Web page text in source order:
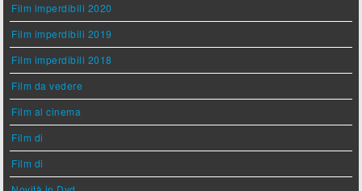
Film imperdibili 2020
Film imperdibili 2019
Film imperdibili 2018
Film da vedere
Film al cinema
Film di
Film di